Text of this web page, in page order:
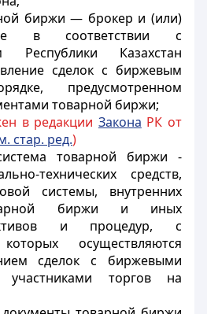
биржи — брокер и (или)
в соответствии с
Республики Казахстан
сделок с биржевым
предусмотренном
товарной биржи;
в редакции Закона РК от
стар. ред.)
товарной биржи -
технических средств,
системы, внутренних
биржи и иных
и процедур, с
осуществляются
сделок с биржевыми
торгов на